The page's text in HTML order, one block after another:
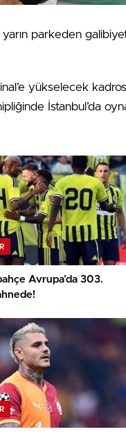
parkeden
yükselecek
İstanbul’da
Avrupa’da 303.